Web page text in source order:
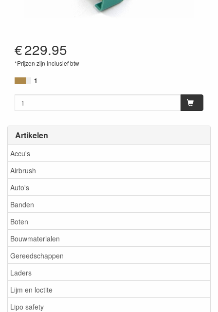
Artikelen
Accu's
Airbrush
Auto's
Banden
Boten
Bouwmaterialen
Gereedschappen
Laders
Lijm en loctite
Lipo safety
€229.95
*Prijzen zijn inclusief btw
8595245911553
1